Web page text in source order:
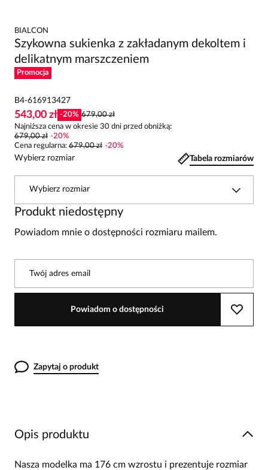
BIALCON
Szykowna sukienka z zakładanym dekoltem i
delikatnym marszczeniem
Promocja
B4-616913427
543,00 zł -20% 679,00 zł
Najniższa cena w okresie 30 dni przed obniżką:
679,00 zł -20%
Cena regularna: 679,00 zł -20%
Wybierz rozmiar Tabela rozmiarów
Wybierz rozmiar
Produkt niedostępny
Powiadom mnie o dostępności rozmiaru mailem.
Twój adres email
Powiadom o dostępności
Zapytaj o produkt
Opis produktu
Nasza modelka ma 176 cm wzrostu i prezentuje rozmiar